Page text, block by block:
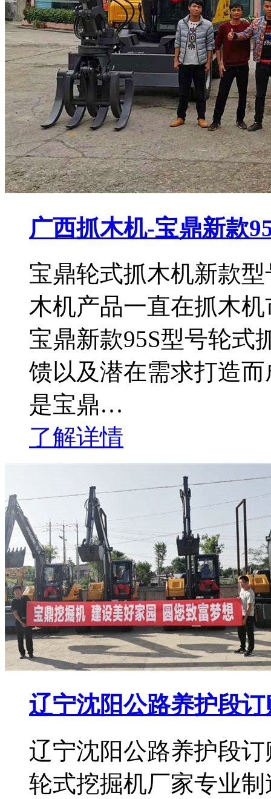
广西抓木机-宝鼎新款
宝鼎轮式抓木机新款
木机产品一直在抓木
宝鼎新款95S型号轮式
馈以及潜在需求打造
是宝鼎…
了解详情
辽宁沈阳公路养护段
辽宁沈阳公路养护段
轮式挖掘机厂家专业